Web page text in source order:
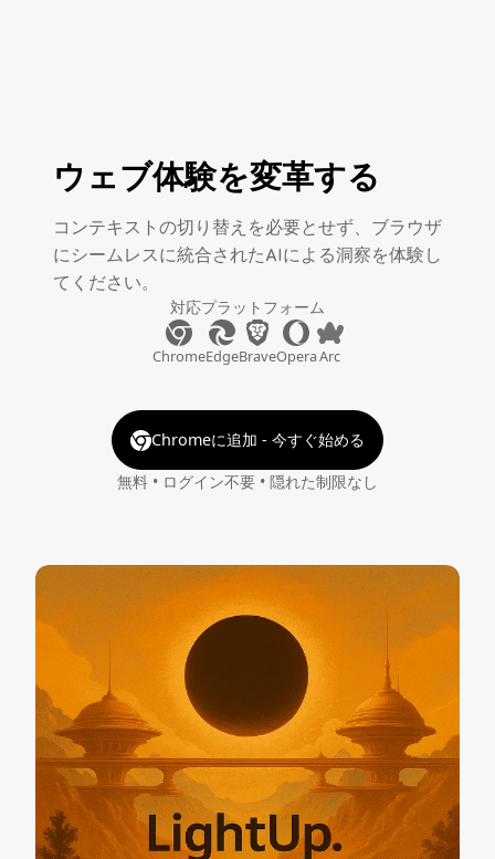
ウェブ体験を変革する
コンテキストの切り替えを必要とせず、ブラウザ
にシームレスに統合されたAIによる洞察を体験し
てください。
対応プラットフォーム
ChromeEdgeBraveOperaArc
Chromeに追加 - 今すぐ始める
無料 • ログイン不要 • 隠れた制限なし